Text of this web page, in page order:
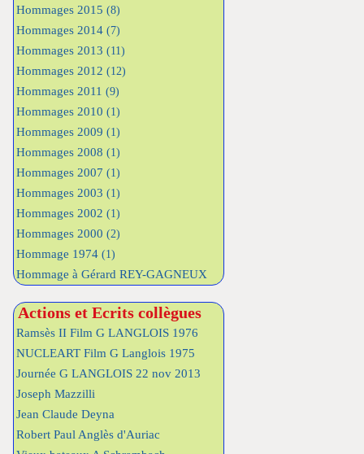
Hommages 2015 (8)
Hommages 2014 (7)
Hommages 2013 (11)
Hommages 2012 (12)
Hommages 2011 (9)
Hommages 2010 (1)
Hommages 2009 (1)
Hommages 2008 (1)
Hommages 2007 (1)
Hommages 2003 (1)
Hommages 2002 (1)
Hommages 2000 (2)
Hommage 1974 (1)
Hommage à Gérard REY-GAGNEUX
Actions et Ecrits collègues
Ramsès II Film G LANGLOIS 1976
NUCLEART Film G Langlois 1975
Journée G LANGLOIS 22 nov 2013
Joseph Mazzilli
Jean Claude Deyna
Robert Paul Anglès d'Auriac